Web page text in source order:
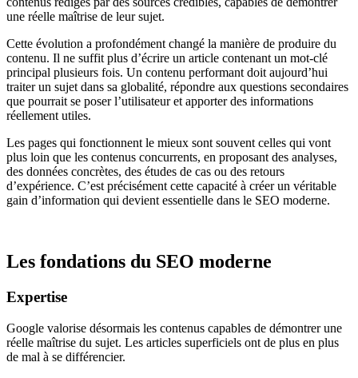
une réelle maîtrise de leur sujet.
Cette évolution a profondément changé la manière de produire du
contenu. Il ne suffit plus d’écrire un article contenant un mot-clé
principal plusieurs fois. Un contenu performant doit aujourd’hui
traiter un sujet dans sa globalité, répondre aux questions secondaires
que pourrait se poser l’utilisateur et apporter des informations
réellement utiles.
Les pages qui fonctionnent le mieux sont souvent celles qui vont
plus loin que les contenus concurrents, en proposant des analyses,
des données concrètes, des études de cas ou des retours
d’expérience. C’est précisément cette capacité à créer un véritable
gain d’information qui devient essentielle dans le SEO moderne.
Les fondations du SEO moderne
Expertise
Google valorise désormais les contenus capables de démontrer une
réelle maîtrise du sujet. Les articles superficiels ont de plus en plus
de mal à se différencier.